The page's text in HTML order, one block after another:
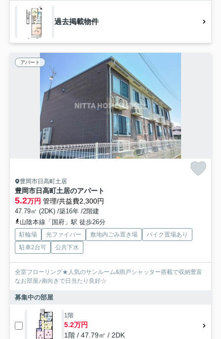
過去掲載物件
アパート
豊岡市日高町土居
豊岡市日高町土居のアパート
5.2万円 管理/共益費2,300円
47.79㎡ (2DK) /築16年 /2階建
山陰本線「国府」駅 徒歩26分
駐輪場 光ファイバー 敷地内ごみ置き場
バイク置場あり
駐車2台可
公共下水
全室フローリング★人気のサンルーム&雨戸シャッター搭載で収納豊富
なお部屋♪南向きで日当たり良好☆
募集中の部屋
1階
5.2万円
1階 / 47.79㎡ / 2DK